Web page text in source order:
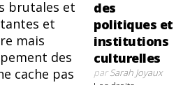
brutales et
et
mais
des
cache pas
des
politiques et
institutions
culturelles
parSarah Joyaux